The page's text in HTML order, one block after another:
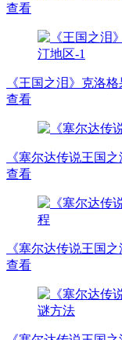
查看
《王国之泪》克洛
查看
《塞尔达传说王国
查看
《塞尔达传说王国
查看